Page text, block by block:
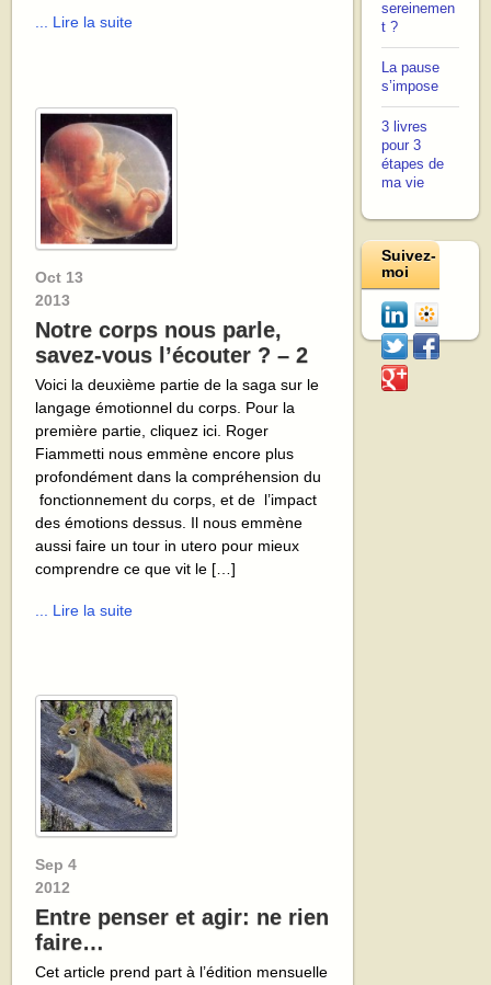
... Lire la suite
Oct 13
2013
Notre corps nous parle,
savez-vous l’écouter ? – 2
Voici la deuxième partie de la saga sur le
langage émotionnel du corps. Pour la
première partie, cliquez ici. Roger
Fiammetti nous emmène encore plus
profondément dans la compréhension du
fonctionnement du corps, et de l’impact
des émotions dessus. Il nous emmène
aussi faire un tour in utero pour mieux
comprendre ce que vit le […]
... Lire la suite
Sep 4
2012
Entre penser et agir: ne rien
faire…
Cet article prend part à l’édition mensuelle
sereinemen
t ?
La pause
s’impose
3 livres
pour 3
étapes de
ma vie
Suivez-
moi